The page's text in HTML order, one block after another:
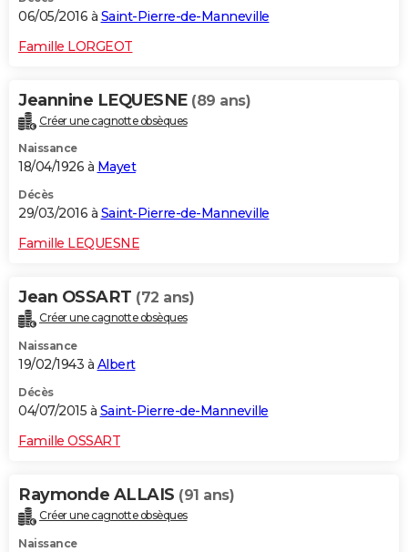
06/05/2016 à Saint-Pierre-de-Manneville
Famille LORGEOT
Jeannine LEQUESNE (89 ans)
Créer une cagnotte obsèques
Naissance
18/04/1926 à Mayet
Décès
29/03/2016 à Saint-Pierre-de-Manneville
Famille LEQUESNE
Jean OSSART (72 ans)
Créer une cagnotte obsèques
Naissance
19/02/1943 à Albert
Décès
04/07/2015 à Saint-Pierre-de-Manneville
Famille OSSART
Raymonde ALLAIS (91 ans)
Créer une cagnotte obsèques
Naissance